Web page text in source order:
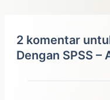
2 komentar
Dengan SPSS –